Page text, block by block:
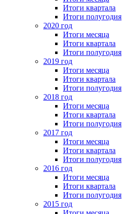
Итоги квартала
Итоги полугодия
2020 год
Итоги месяца
Итоги квартала
Итоги полугодия
2019 год
Итоги месяца
Итоги квартала
Итоги полугодия
2018 год
Итоги месяца
Итоги квартала
Итоги полугодия
2017 год
Итоги месяца
Итоги квартала
Итоги полугодия
2016 год
Итоги месяца
Итоги квартала
Итоги полугодия
2015 год